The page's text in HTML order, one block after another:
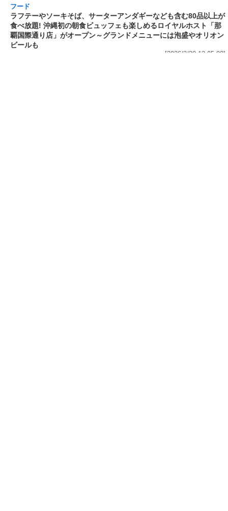
ンゲンサイ、キクラゲ
[2026/3/30 15:42:35]
4,400円
[2026/3/30 15:17:42]
フード
熱湯5分でふっくら白ご飯! カレーや納豆、牛丼の具も余裕で入っ